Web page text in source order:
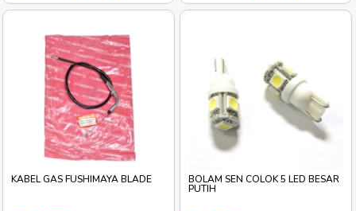
KABEL GAS FUSHIMAYA BLADE BOLAM SEN COLOK 5 LED BESAR
PUTIH